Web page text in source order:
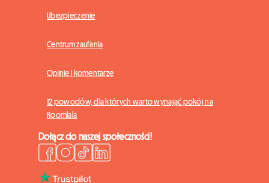
Ubezpieczenie
Centrum zaufania
Opinie i komentarze
12 powodów, dla których warto wynająć pokój na
Roomlala
Dołącz do naszej społeczności!